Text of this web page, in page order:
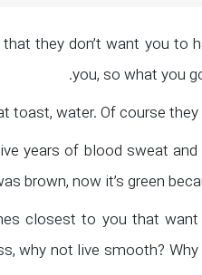
they don’t want you to
you, so what you
toast, water. Of course
of blood sweat and
brown, now it’s green
closest to you that
why not live smooth?